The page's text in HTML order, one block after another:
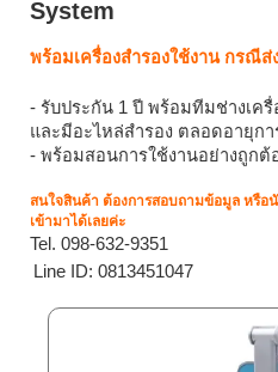
System
พร้อมเครื่องสำรองใช้งาน กรณี
- รับประกัน 1 ปี พร้อมทีมช่างเค
และมีอะไหล่สำรอง ตลอดอายุกา
- พร้อมสอนการใช้งานอย่างถูกต้
สนใจสินค้า ต้องการสอบถามข้อมูล หรื
เข้ามาได้เลยค่ะ
Tel. 098-632-9351
Line ID: 0813451047